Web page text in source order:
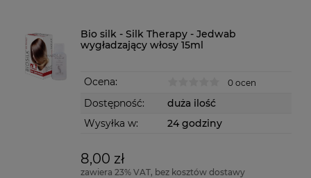
Bio silk - Silk Therapy - Jedwab
wygładzający włosy 15ml
Ocena: 0 ocen
Dostępność:
duża ilość
Wysyłka w:
24 godziny
8,00 zł
zawiera 23% VAT, bez kosztów dostawy